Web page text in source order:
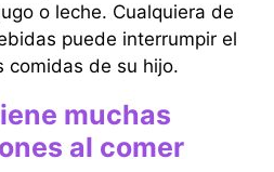
o leche. Cualquiera de
puede interrumpir el
comidas de su hijo.
muchas
al comer